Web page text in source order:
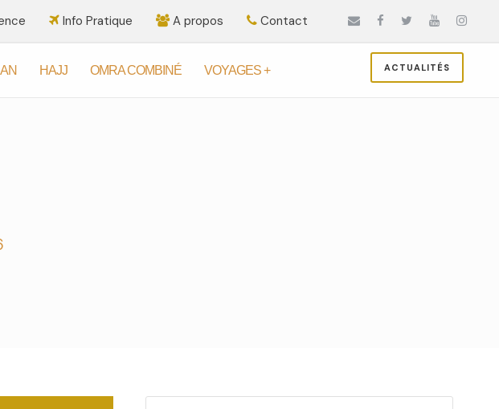
Info Pratique A propos Contact
HAJJ OMRA COMBINÉ VOYAGES + ACTUALITÉS